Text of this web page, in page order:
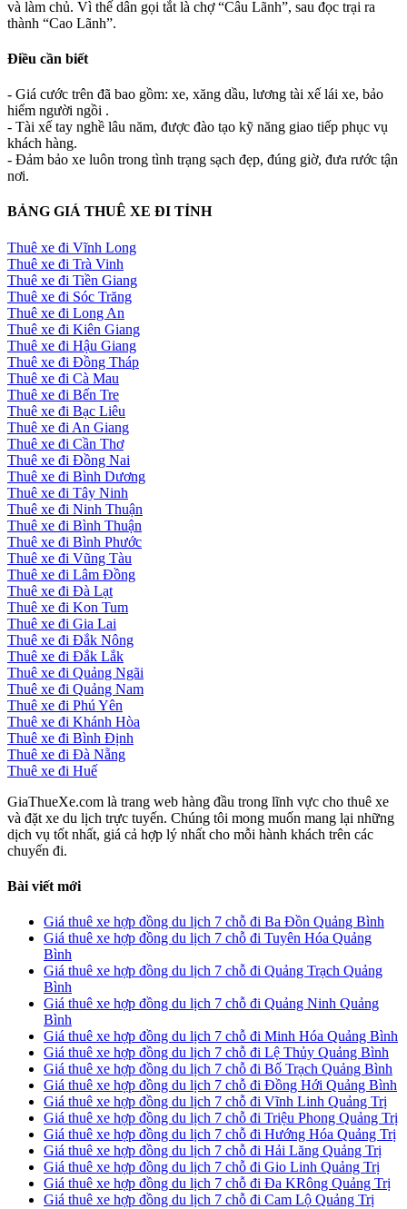
và làm chủ. Vì thế dân gọi tắt là chợ “Câu Lãnh”, sau đọc trại ra
thành “Cao Lãnh”.
Điều cần biết
- Giá cước trên đã bao gồm: xe, xăng dầu, lương tài xế lái xe, bảo
hiểm người ngồi .
- Tài xế tay nghề lâu năm, được đào tạo kỹ năng giao tiếp phục vụ
khách hàng.
- Đảm bảo xe luôn trong tình trạng sạch đẹp, đúng giờ, đưa rước tận
nơi.
BẢNG GIÁ THUÊ XE ĐI TỈNH
Thuê xe đi Vĩnh Long
Thuê xe đi Trà Vinh
Thuê xe đi Tiền Giang
Thuê xe đi Sóc Trăng
Thuê xe đi Long An
Thuê xe đi Kiên Giang
Thuê xe đi Hậu Giang
Thuê xe đi Đồng Tháp
Thuê xe đi Cà Mau
Thuê xe đi Bến Tre
Thuê xe đi Bạc Liêu
Thuê xe đi An Giang
Thuê xe đi Cần Thơ
Thuê xe đi Đồng Nai
Thuê xe đi Bình Dương
Thuê xe đi Tây Ninh
Thuê xe đi Ninh Thuận
Thuê xe đi Bình Thuận
Thuê xe đi Bình Phước
Thuê xe đi Vũng Tàu
Thuê xe đi Lâm Đồng
Thuê xe đi Đà Lạt
Thuê xe đi Kon Tum
Thuê xe đi Gia Lai
Thuê xe đi Đắk Nông
Thuê xe đi Đắk Lắk
Thuê xe đi Quảng Ngãi
Thuê xe đi Quảng Nam
Thuê xe đi Phú Yên
Thuê xe đi Khánh Hòa
Thuê xe đi Bình Định
Thuê xe đi Đà Nẵng
Thuê xe đi Huế
GiaThueXe.com là trang web hàng đầu trong lĩnh vực cho thuê xe
và đặt xe du lịch trực tuyến. Chúng tôi mong muốn mang lại những
dịch vụ tốt nhất, giá cả hợp lý nhất cho mỗi hành khách trên các
chuyến đi.
Bài viết mới
Giá thuê xe hợp đồng du lịch 7 chỗ đi Ba Đồn Quảng Bình
Giá thuê xe hợp đồng du lịch 7 chỗ đi Tuyên Hóa Quảng
Bình
Giá thuê xe hợp đồng du lịch 7 chỗ đi Quảng Trạch Quảng
Bình
Giá thuê xe hợp đồng du lịch 7 chỗ đi Quảng Ninh Quảng
Bình
Giá thuê xe hợp đồng du lịch 7 chỗ đi Minh Hóa Quảng Bình
Giá thuê xe hợp đồng du lịch 7 chỗ đi Lệ Thủy Quảng Bình
Giá thuê xe hợp đồng du lịch 7 chỗ đi Bố Trạch Quảng Bình
Giá thuê xe hợp đồng du lịch 7 chỗ đi Đồng Hới Quảng Bình
Giá thuê xe hợp đồng du lịch 7 chỗ đi Vĩnh Linh Quảng Trị
Giá thuê xe hợp đồng du lịch 7 chỗ đi Triệu Phong Quảng Trị
Giá thuê xe hợp đồng du lịch 7 chỗ đi Hướng Hóa Quảng Trị
Giá thuê xe hợp đồng du lịch 7 chỗ đi Hải Lăng Quảng Trị
Giá thuê xe hợp đồng du lịch 7 chỗ đi Gio Linh Quảng Trị
Giá thuê xe hợp đồng du lịch 7 chỗ đi Đa KRông Quảng Trị
Giá thuê xe hợp đồng du lịch 7 chỗ đi Cam Lộ Quảng Trị